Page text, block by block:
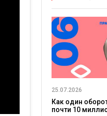
25.07.2026
Как один
почти 10